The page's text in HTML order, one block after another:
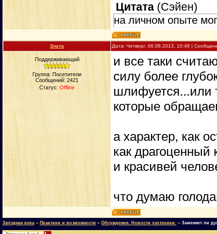
Цитата (Сэйен)
на личном опыте
Злата Дата: Четверг, 06.06.2013, 10:48 |
Поддерживающий
Группа: Посетители
Сообщений: 2421
Статус: Offline
и все таки
силу более
шлифуется...или
которые
а характер, как
как
и красивей
что думаю
Звёздная река » Практики и возможности » Обсуждения. Новости эзотерики. » Заменяет ли